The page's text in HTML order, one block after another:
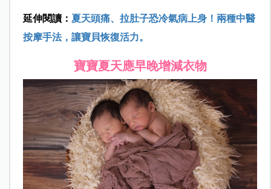
延伸閱讀： 夏天頭痛、拉肚子恐冷氣病上身！兩種中醫
按摩手法，讓寶貝恢復活力。
寶寶夏天應早晚增減衣物